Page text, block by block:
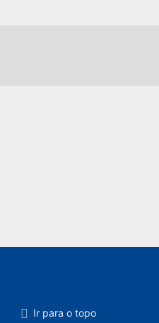
Ir para o topo